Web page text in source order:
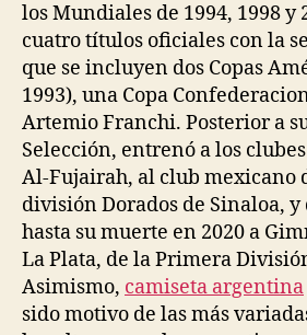
los Mundiales de 1994, 1998 y
cuatro títulos oficiales con la
que se incluyen dos Copas
1993), una Copa
Artemio Franchi. Posterior a
Selección, entrenó a los
Al-Fujairah, al club mexicano
división Dorados de Sinaloa, y
hasta su muerte en 2020 a
La Plata, de la Primera
Asimismo, camiseta argentina
sido motivo de las más